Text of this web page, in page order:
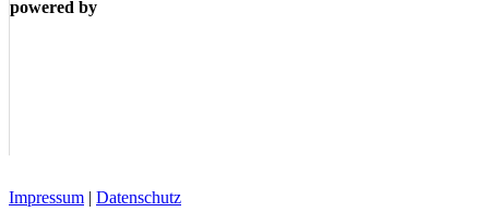
powered by
Impressum | Datenschutz